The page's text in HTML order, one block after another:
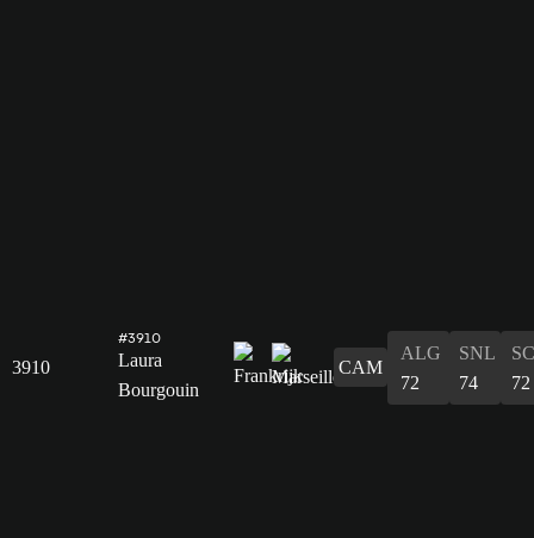
3910
#3910
Laura
Bourgouin
CAM
ALG
72
SNL
74
72